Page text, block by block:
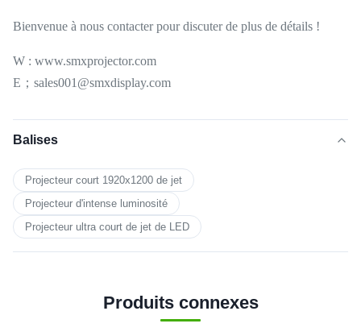
Bienvenue à nous contacter pour discuter de plus de détails !
W : www.smxprojector.com
E；sales001@smxdisplay.com
Balises
Projecteur court 1920x1200 de jet
Projecteur d'intense luminosité
Projecteur ultra court de jet de LED
Produits connexes